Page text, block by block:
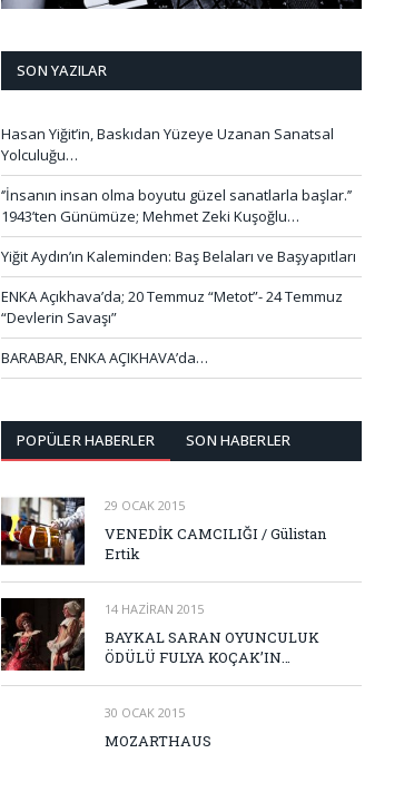
SON YAZILAR
Hasan Yiğit’in, Baskıdan Yüzeye Uzanan Sanatsal
Yolculuğu…
‘’İnsanın insan olma boyutu güzel sanatlarla başlar.’’
1943’ten Günümüze; Mehmet Zeki Kuşoğlu…
Yiğit Aydın’ın Kaleminden: Baş Belaları ve Başyapıtları
ENKA Açıkhava’da; 20 Temmuz “Metot”- 24 Temmuz
“Devlerin Savaşı”
BARABAR, ENKA AÇIKHAVA’da…
POPÜLER HABERLER SON HABERLER
29 OCAK 2015
VENEDİK CAMCILIĞI / Gülistan
Ertik
14 HAZIRAN 2015
BAYKAL SARAN OYUNCULUK
ÖDÜLÜ FULYA KOÇAK’IN…
30 OCAK 2015
MOZARTHAUS